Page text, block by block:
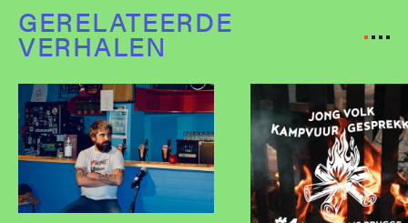
GERELATEERDE
VERHALEN